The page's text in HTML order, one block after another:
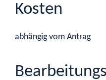
Kosten
abhängig vom Antrag